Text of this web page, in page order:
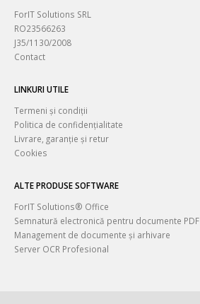
ForIT Solutions SRL
RO23566263
J35/1130/2008
Contact
LINKURI UTILE
Termeni și condiții
Politica de confidențialitate
Livrare, garanție și retur
Cookies
ALTE PRODUSE SOFTWARE
ForIT Solutions® Office
Semnatură electronică pentru documente PDF
Management de documente și arhivare
Server OCR Profesional